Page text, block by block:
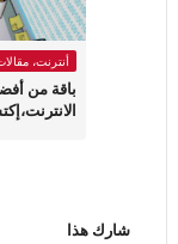
أنترنت،
باقة من
شارك هذا